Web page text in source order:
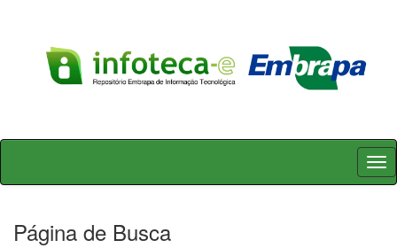
Skip
Página de Busca